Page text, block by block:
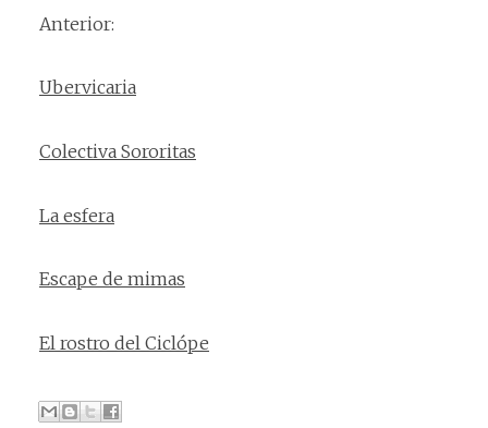
Anterior:
Ubervicaria
Colectiva Sororitas
La esfera
Escape de mimas
El rostro del Ciclópe